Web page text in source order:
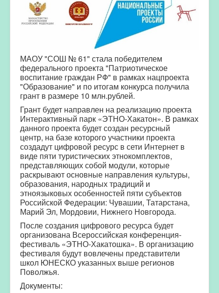
МАОУ "СОШ № 61" стала победителем
федерального проекта "Патриотическое
воспитание граждан РФ" в рамках нацпроекта
"Образование" и по итогам конкурса получила
грант в размере 10 млн.рублей.
Грант будет направлен на реализацию проекта
Интерактивный парк «ЭТНО-Хакатон». В рамках
данного проекта будет создан ресурсный
центр, на базе которого участники проекта
создадут цифровой ресурс в сети Интернет в
виде пяти туристических этнокомплектов,
представляющих собой модули, которые
раскрывают основные направления культуры,
образования, народных традиций и
этноязыковых особенностей пяти субъектов
Российской Федерации: Чувашии, Татарстана,
Марий Эл, Мордовии, Нижнего Новгорода.
После создания цифрового ресурса будет
организована Всероссийская конференция-
фестиваль «ЭТНО-Хакатошка». В организацию
фестиваля будут вовлечены представители
школ ЮНЕСКО указанных выше регионов
Поволжья.
Документы: